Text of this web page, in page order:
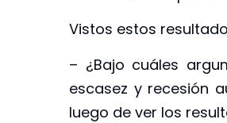
Vistos estos
– ¿Bajo cuáles
escasez y recesión
luego de ver los